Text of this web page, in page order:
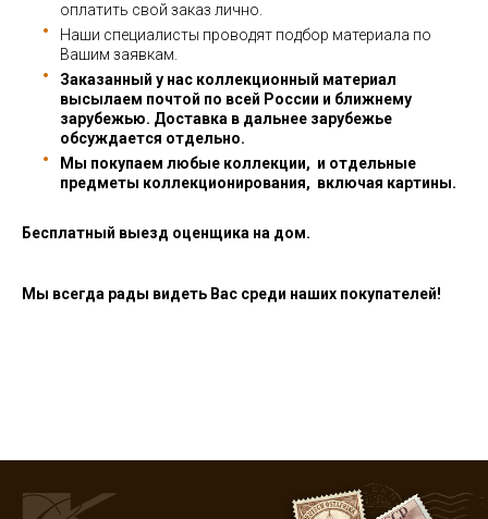
оплатить свой заказ лично.
Наши специалисты проводят подбор материала по
Вашим заявкам.
Заказанный у нас коллекционный материал
высылаем почтой по всей России и ближнему
зарубежью. Доставка в дальнее зарубежье
обсуждается отдельно.
Мы покупаем любые коллекции, и отдельные
предметы коллекционирования, включая картины.
Бесплатный выезд оценщика на дом.
Мы всегда рады видеть Вас среди наших покупателей!